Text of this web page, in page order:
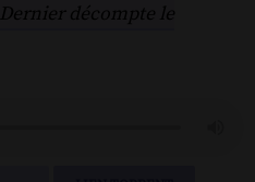
Dernier décompte le